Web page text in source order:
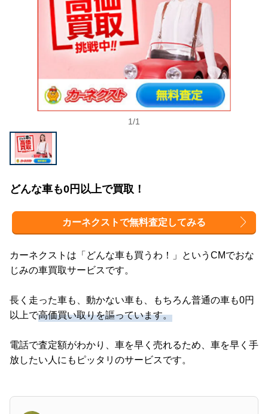
1/1
どんな車も0円以上で買取！
カーネクストで無料査定してみる
カーネクストは「どんな車も買うわ！」というCMでおな
じみの車買取サービスです。
長く走った車も、動かない車も、もちろん普通の車も0円
以上で高価買い取りを謳っています。
電話で査定額がわかり、車を早く売れるため、車を早く手
放したい人にもピッタリのサービスです。